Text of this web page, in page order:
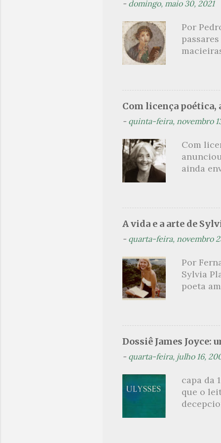
se tratar
filha.
termina
- domingo, maio 30, 2021
Por
no
maçã
trazes
Com licença poética,
- quinta-feira, novembro
Com
ainda
não,
toda
na hora
A vida e a arte de
- quarta-feira, novembro
Por
Sylvia
poeta
como
Hughes.
aluna
ao livro
Dossiê James Joyce:
- quarta-feira, julho 16,
capa da
que o
leitor,